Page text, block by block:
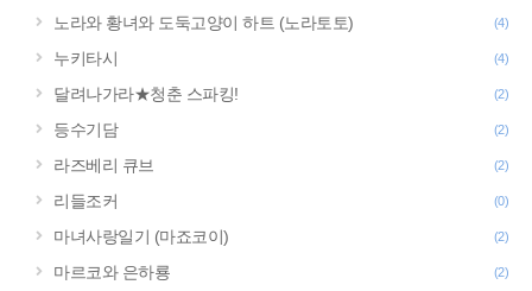
노라와 황녀와 도둑고양이 하트 (노라토토) (4)
누키타시 (4)
달려나가라★청춘 스파킹! (2)
등수기담 (2)
라즈베리 큐브 (2)
리들조커 (0)
마녀사랑일기 (마죠코이) (2)
마르코와 은하룡 (2)